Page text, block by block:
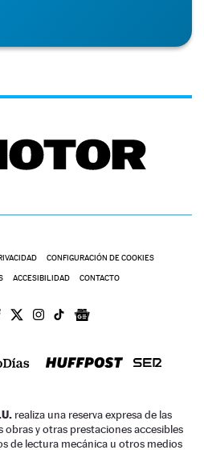
CONFIGURACIÓN DE COOKIES
ACCESIBILIDAD CONTACTO
realiza una reserva expresa de las
obras y otras prestaciones accesibles
de lectura mecánica u otros medios